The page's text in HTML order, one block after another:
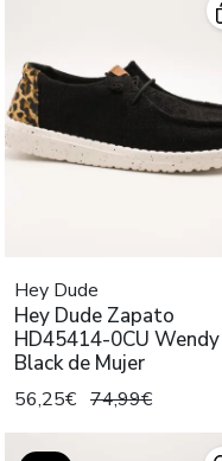
Hey Dude
Hey Dude Zapato
HD45414-0CU Wendy
Black de Mujer
56,25€ 74,99€